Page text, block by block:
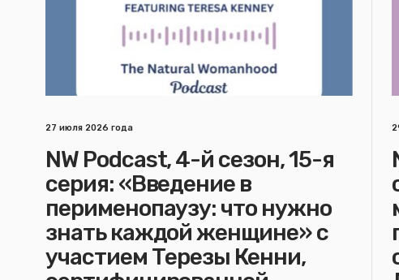
27 июля 2026 года
NW Podcast, 4-й сезон, 15-я
серия: «Введение в
перименопаузу: что нужно
знать каждой женщине» с
участием Терезы Кенни,